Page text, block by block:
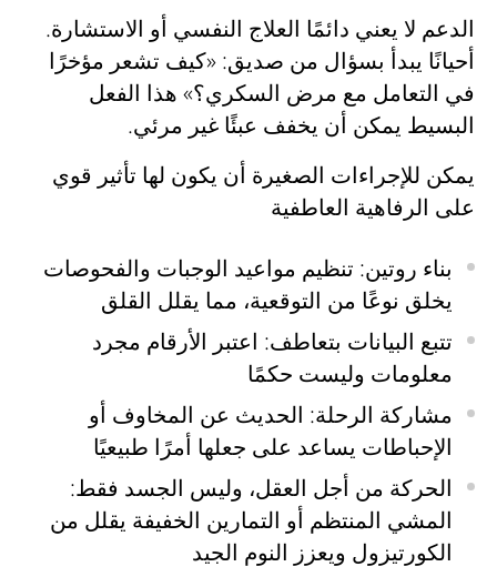
الدعم لا يعني دائمًا العلاج النفسي أو الاستشارة.
أحيانًا يبدأ بسؤال من صديق: «كيف تشعر مؤخرًا
في التعامل مع مرض السكري؟» هذا الفعل
البسيط يمكن أن يخفف عبئًا غير مرئي.
يمكن للإجراءات الصغيرة أن يكون لها تأثير قوي
على الرفاهية العاطفية
بناء روتين: تنظيم مواعيد الوجبات والفحوصات
يخلق نوعًا من التوقعية، مما يقلل القلق
تتبع البيانات بتعاطف: اعتبر الأرقام مجرد
معلومات وليست حكمًا
مشاركة الرحلة: الحديث عن المخاوف أو
الإحباطات يساعد على جعلها أمرًا طبيعيًا
الحركة من أجل العقل، وليس الجسد فقط:
المشي المنتظم أو التمارين الخفيفة يقلل من
الكورتيزول ويعزز النوم الجيد